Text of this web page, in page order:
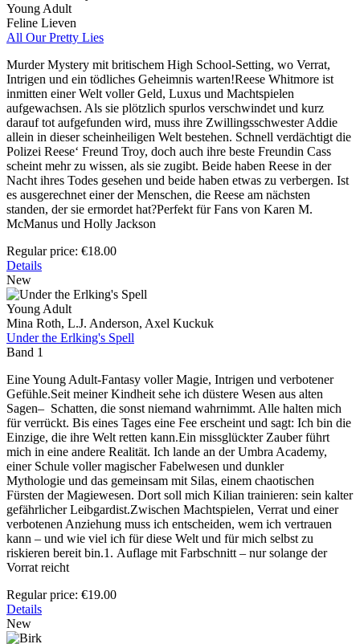
Young Adult
Feline Lieven
All Our Pretty Lies
Murder Mystery mit britischem High School-Setting, wo Verrat,
Intrigen und ein tödliches Geheimnis warten!Reese Whitmore ist
inmitten einer Welt voller Geld, Luxus und Machtspielen
aufgewachsen. Als sie plötzlich spurlos verschwindet und kurz
darauf tot aufgefunden wird, muss ihre Zwillingsschwester Addie
allein in dieser scheinheiligen Welt bestehen. Schnell verdächtigt die
Polizei Reese‘ Freund Troy, doch auch ihre beste Freundin Cass
scheint mehr zu wissen, als sie zugibt. Beide haben Reese in der
Nacht ihres Todes gesehen und beide haben etwas zu verbergen. Ist
es ausgerechnet einer der Menschen, die Reese am nächsten
standen, der sie ermordet hat?Perfekt für Fans von Karen M.
McManus und Holly Jackson
Regular price: €18.00
Details
New
Young Adult
Mina Roth, L.J. Anderson, Axel Kuckuk
Under the Erlking's Spell
Band 1
Eine Young Adult-Fantasy voller Magie, Intrigen und verbotener
Gefühle.Seit meiner Kindheit sehe ich düstere Wesen aus alten
Sagen– Schatten, die sonst niemand wahrnimmt. Alle halten mich
für verrückt. Bis eines Tages eine Fee erscheint und sagt: Ich bin die
Einzige, die ihre Welt retten kann.Ein missglückter Zauber führt
mich in eine andere Realität. Ich lande an der Umbra Academy,
einer Schule voller magischer Fabelwesen und dunkler
Mythologie und das gemeinsam mit Silas, einem chaotischen
Fürsten der Magiewesen. Dort soll mich Kilian trainieren: sein kalter
gefährlicher Leibgardist.Zwischen Machtspielen, Verrat und einer
verbotenen Anziehung muss ich entscheiden, wem ich vertrauen
kann – und wie viel ich für diese Welt und für mich selbst zu
riskieren bereit bin.1. Auflage mit Farbschnitt – nur solange der
Vorrat reicht
Regular price: €19.00
Details
New